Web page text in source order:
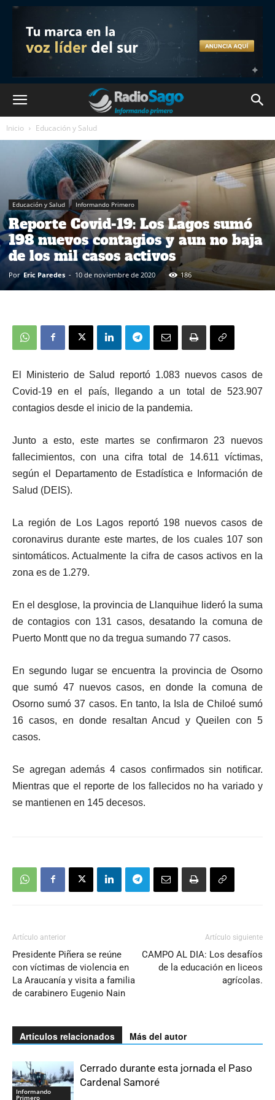
Inicio Educación y Salud
Educación y Salud Informando Primero
Reporte Covid-19: Los Lagos sumó
198 nuevos contagios y aun no baja
de los mil casos activos
Por Eric Paredes - 10 de noviembre de 2020 186
El Ministerio de Salud reportó 1.083 nuevos casos de
Covid-19 en el país, llegando a un total de 523.907
contagios desde el inicio de la pandemia.
Junto a esto, este martes se confirmaron 23 nuevos
fallecimientos, con una cifra total de 14.611 víctimas,
según el Departamento de Estadística e Información de
Salud (DEIS).
La región de Los Lagos reportó 198 nuevos casos de
coronavirus durante este martes, de los cuales 107 son
sintomáticos. Actualmente la cifra de casos activos en la
zona es de 1.279.
En el desglose, la provincia de Llanquihue lideró la suma
de contagios con 131 casos, desatando la comuna de
Puerto Montt que no da tregua sumando 77 casos.
En segundo lugar se encuentra la provincia de Osorno
que sumó 47 nuevos casos, en donde la comuna de
Osorno sumó 37 casos. En tanto, la Isla de Chiloé sumó
16 casos, en donde resaltan Ancud y Queilen con 5
casos.
Se agregan además 4 casos confirmados sin notificar.
Mientras que el reporte de los fallecidos no ha variado y
se mantienen en 145 decesos.
Artículo anterior
Presidente Piñera se reúne
con víctimas de violencia en
La Araucanía y visita a familia
de carabinero Eugenio Nain
Artículo siguiente
CAMPO AL DIA: Los desafíos
de la educación en liceos
agrícolas.
Artículos relacionados Más del autor
Informando
Primero
Cerrado durante esta jornada el Paso
Cardenal Samoré